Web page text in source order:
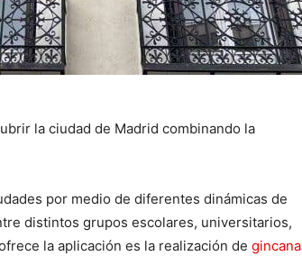
la ciudad de Madrid combinando la
por medio de diferentes dinámicas de
distintos grupos escolares, universitarios,
la aplicación es la realización de gincana